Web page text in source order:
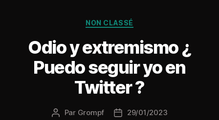
Catégories
NON CLASSÉ
Odio y extremismo ¿
Puedo seguir yo en
Twitter ?
Auteur
Par Grompf
Date29/01/2023